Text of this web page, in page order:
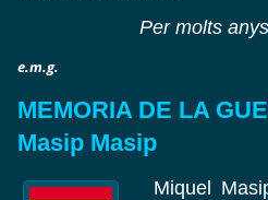
Per molts
e.m.g.
MEMORIA DE LA
Masip Masip
Miquel